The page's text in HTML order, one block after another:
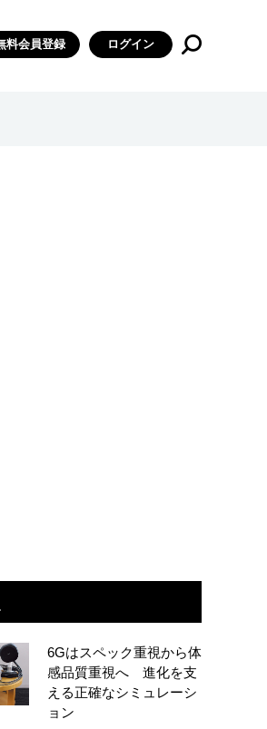
料会員登録 ログイン
6Gはスペック重視から体
感品質重視へ 進化を支
える正確なシミュレーシ
ョン